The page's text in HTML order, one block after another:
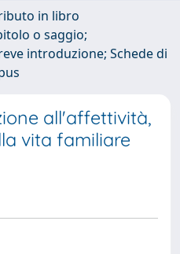
in libro
o saggio;
introduzione; Schede di
all'affettività,
vita familiare